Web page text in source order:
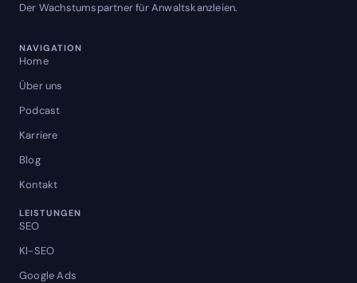
Der Wachstumspartner für Anwaltskanzleien.
NAVIGATION
Home
Über uns
Podcast
Karriere
Blog
Kontakt
LEISTUNGEN
SEO
KI-SEO
Google Ads